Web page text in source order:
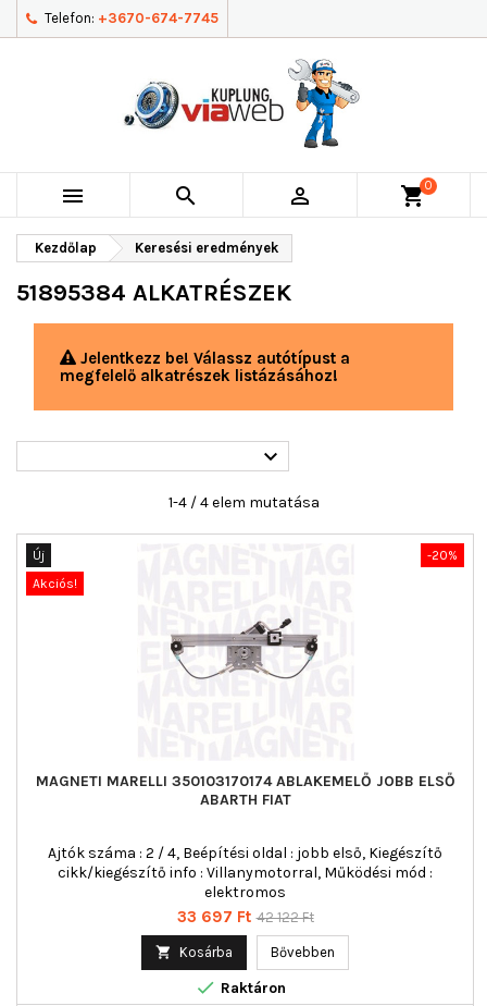
Telefon: +3670-674-7745
   shopping_cart0
Kezdőlap Keresési eredmények
51895384 ALKATRÉSZEK
Jelentkezz be! Válassz autótípust a
megfelelő alkatrészek listázásához!

1-4 / 4 elem mutatása
-20%
Új
Akciós!
MAGNETI MARELLI 350103170174 ABLAKEMELŐ JOBB ELSŐ
ABARTH FIAT
Ajtók száma : 2 / 4, Beépítési oldal : jobb első, Kiegészítő
cikk/kiegészítő info : Villanymotorral, Működési mód :
elektromos
Ár
33 697 Ft Normál
42 122 Ft
 Kosárba Bővebben
 Raktáron